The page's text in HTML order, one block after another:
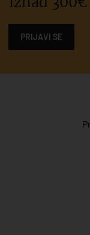
PRIJAVI SE